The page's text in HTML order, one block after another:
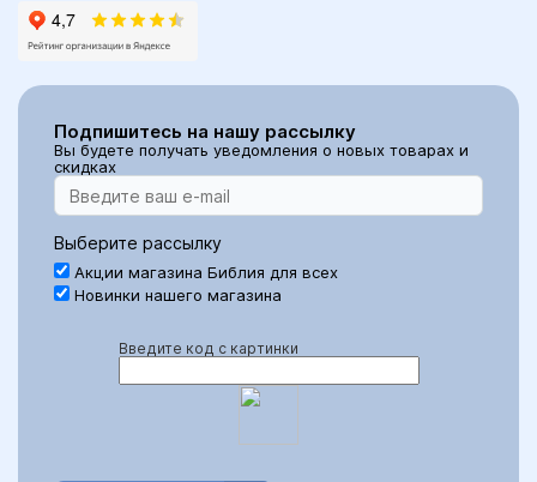
Подпишитесь на нашу рассылку
Вы будете получать уведомления о новых товарах и
скидках
Выберите рассылку
Акции магазина Библия для всех
Новинки нашего магазина
Введите код с картинки